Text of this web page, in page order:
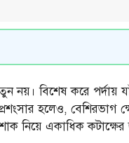
নয়। বিশেষ করে
হলেও, বেশিরভাগ
নিয়ে একাধিক